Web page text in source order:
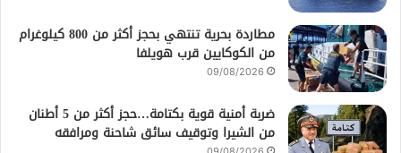
مطاردة بحرية تنتهي بحجز أكثر من 800 كيلوغرام
من الكوكايين قرب هويلفا
09/08/2026
ضربة أمنية قوية بكتامة…حجز أكثر من 5 أطنان
من الشيرا وتوقيف سائق شاحنة ومرافقه